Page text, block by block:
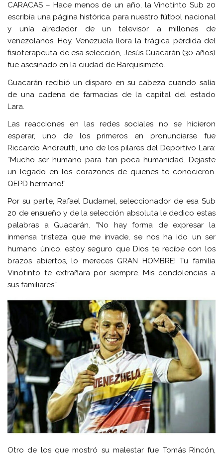
CARACAS – Hace menos de un año, la Vinotinto Sub 20
escribía una página histórica para nuestro fútbol nacional
y unía alrededor de un televisor a millones de
venezolanos. Hoy, Venezuela llora la trágica pérdida del
fisioterapeuta de esa selección, Jesús Guacarán (30 años)
fue asesinado en la ciudad de Barquisimeto.
Guacarán recibió un disparo en su cabeza cuando salía
de una cadena de farmacias de la capital del estado
Lara.
Las reacciones en las redes sociales no se hicieron
esperar, uno de los primeros en pronunciarse fue
Riccardo Andreutti, uno de los pilares del Deportivo Lara:
“Mucho ser humano para tan poca humanidad. Dejaste
un legado en los corazones de quienes te conocieron.
QEPD hermano!”
Por su parte, Rafael Dudamel, seleccionador de esa Sub
20 de ensueño y de la selección absoluta le dedico estas
palabras a Guacarán. “No hay forma de expresar la
inmensa tristeza que me invade, se nos ha ido un ser
humano único, estoy seguro que Dios te recibe con los
brazos abiertos, lo mereces GRAN HOMBRE! Tu familia
Vinotinto te extrañara por siempre. Mis condolencias a
sus familiares.”
Otro de los que mostró su malestar fue Tomás Rincón,